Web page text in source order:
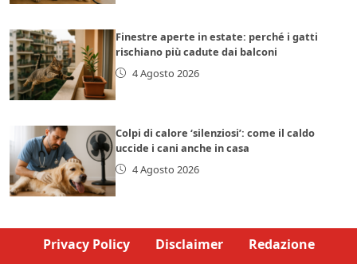
Finestre aperte in estate: perché i gatti
rischiano più cadute dai balconi
4 Agosto 2026
Colpi di calore ‘silenziosi’: come il caldo
uccide i cani anche in casa
4 Agosto 2026
Privacy Policy Disclaimer Redazione